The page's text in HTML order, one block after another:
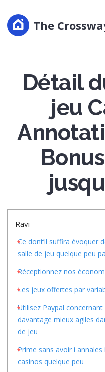
The
Détail
jeu
Ravi
Ce dont’il suffira évoquer
salle de jeu quelque peu
Réceptionnez nos
Les jeux offertes par
Utilisez Paypal
davantage mieux agiles
de jeu
Prime sans avoir í
casinos quelque peu